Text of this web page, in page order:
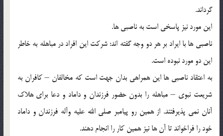
گرداند.
این مورد نیز پاسخى است به ناصبى ها.
ناصبى ها با ایراد بر هر دو وجه گفته اند: شرکت این افراد در مباهله به خاطر
این دو مورد نبوده است.
به اعتقاد ناصبى ها این همراهى بدان جهت است که مخالفان – کافران به
شریعت نبوى – مباهله را بدون حضور فرزندان و داماد و دعا براى هلاک
آنان نمى پذیرفتند. از همین رو پیامبر صلى الله علیه وآله فرزندان و داماد
خود را فراخواند تا آن ها نیز همین کار را انجام دهند.